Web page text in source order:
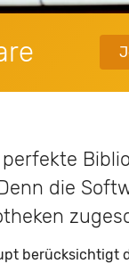
die
berücksichtigt